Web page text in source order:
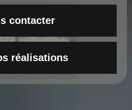
contacter
réalisations